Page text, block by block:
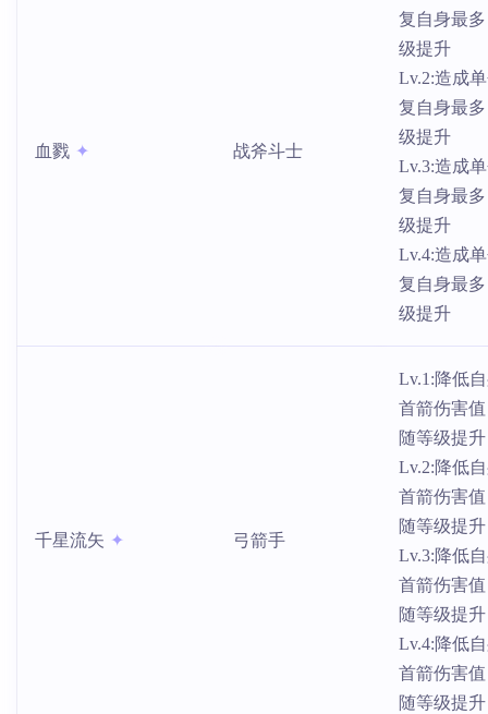
血戮 战斧斗士
复自身最
级提升
Lv.2:造成
复自身最
级提升
Lv.3:造成
复自身最
级提升
Lv.4:造成
复自身最
级提升
千星流矢 弓箭手
Lv.1:降低
首箭伤害
随等级提升
Lv.2:降低
首箭伤害
随等级提升
Lv.3:降低
首箭伤害
随等级提升
Lv.4:降低
首箭伤害
随等级提升